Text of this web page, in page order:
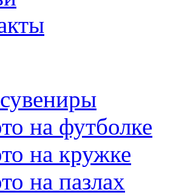
на футболке
на кружке
на пазлах